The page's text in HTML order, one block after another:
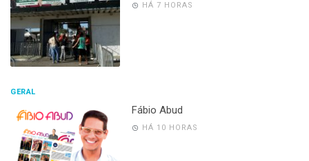
HÁ 7 HORAS
GERAL
Fábio Abud
HÁ 10 HORAS